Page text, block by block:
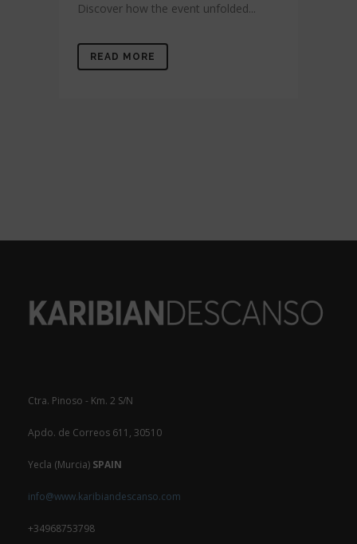
Discover how the event unfolded...
READ MORE
Ctra. Pinoso - Km. 2 S/N
Apdo. de Correos 611, 30510
Yecla (Murcia) SPAIN
info@www.karibiandescanso.com
+34968753798